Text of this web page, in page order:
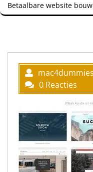
Betaalbare website
0 Reacties